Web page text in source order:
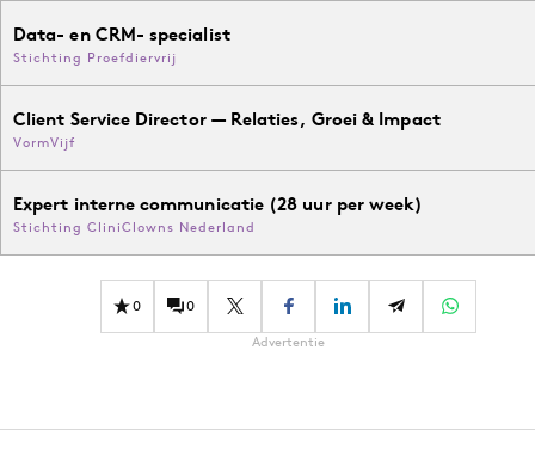
Data- en CRM- specialist
Stichting Proefdiervrij
Client Service Director — Relaties, Groei & Impact
VormVijf
Expert interne communicatie (28 uur per week)
Stichting CliniClowns Nederland
0 0
Advertentie